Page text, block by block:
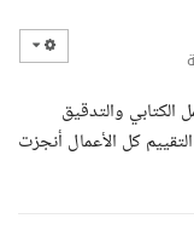
الكتابي والتدقيق
كل الأعمال أنجزت